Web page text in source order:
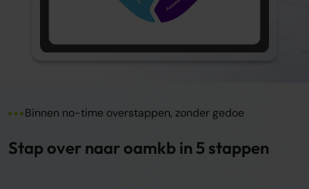
Binnen no-time overstappen, zonder gedoe
Stap over naar oamkb in 5 stappen